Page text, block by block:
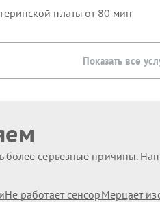
платы 80
Показать все
более серьезные причины.
Не работает сенсорМерцает